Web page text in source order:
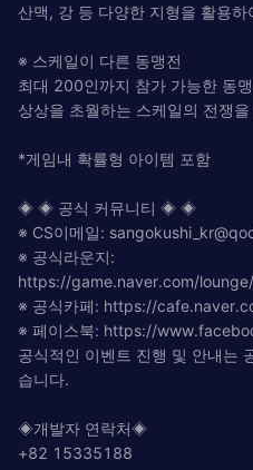
산맥, 강 등 다양한 지형을 활용
※ 스케일이 다른 동맹전
최대 200인까지 참가 가능한 동
상상을 초월하는 스케일의 전쟁
*게임내 확률형 아이템 포함
◈ ◈ 공식 커뮤니티 ◈ ◈
※ CS이메일:
※ 공식라운지:
https://game.naver.com/
※ 공식카페: https://
※ 페이스북: https://
공식적인 이벤트 진행 및 안내는
습니다.
◈개발자 연락처◈
+82 15335188